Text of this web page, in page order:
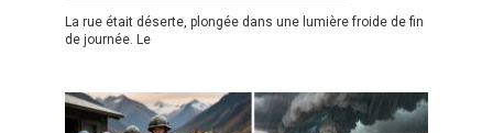
La rue était déserte, plongée dans une lumière froide de fin
de journée. Le